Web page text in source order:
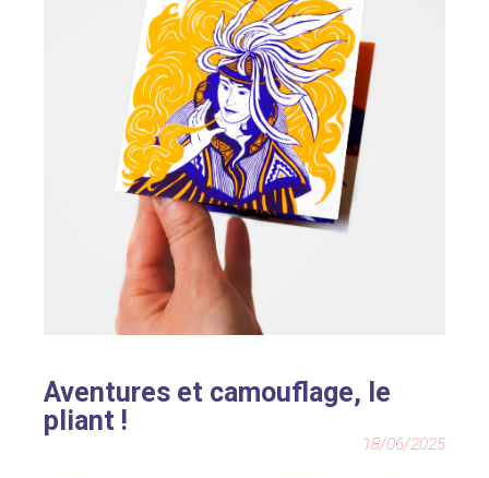
Aventures et camouflage, le
pliant !
18/06/2025